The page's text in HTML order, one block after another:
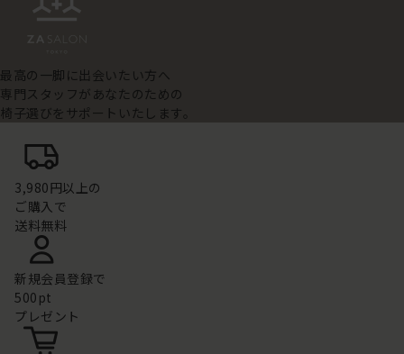
最高の一脚に出会いたい方へ
専門スタッフがあなたのための
椅子選びをサポートいたします。
3,980円以上の
ご購入で
送料無料
新規会員登録で
500pt
プレゼント